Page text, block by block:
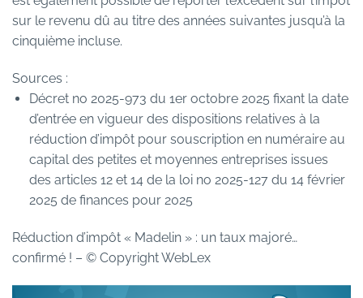
sur le revenu dû au titre des années suivantes jusqu’à la
cinquième incluse.
Sources :
Décret no 2025-973 du 1er octobre 2025 fixant la date
d’entrée en vigueur des dispositions relatives à la
réduction d’impôt pour souscription en numéraire au
capital des petites et moyennes entreprises issues
des articles 12 et 14 de la loi no 2025-127 du 14 février
2025 de finances pour 2025
Réduction d’impôt « Madelin » : un taux majoré…
confirmé ! – © Copyright WebLex